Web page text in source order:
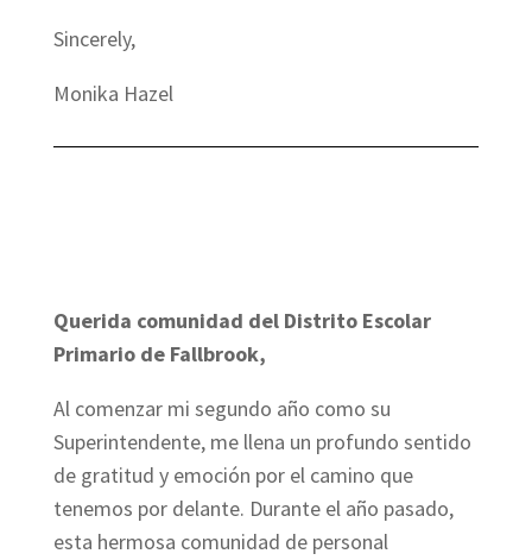
Sincerely,
Monika Hazel
Querida comunidad del Distrito Escolar
Primario de Fallbrook,
Al comenzar mi segundo año como su
Superintendente, me llena un profundo sentido
de gratitud y emoción por el camino que
tenemos por delante. Durante el año pasado,
esta hermosa comunidad de personal